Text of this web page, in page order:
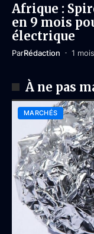
Afrique :
en 9 mois
électrique
ParRédaction 1
À ne pas
MARCHÉS